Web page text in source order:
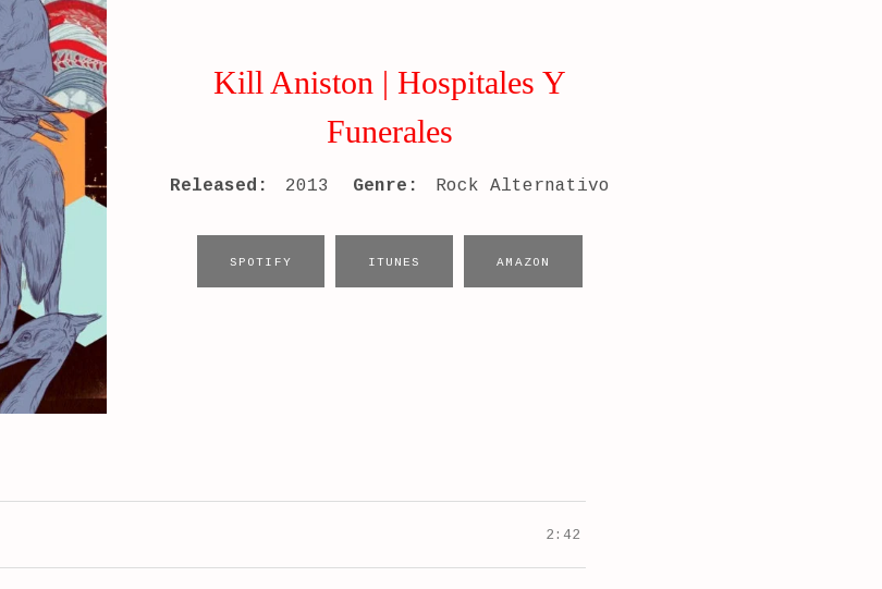
Kill Aniston | Hospitales Y
Funerales
RECORD DETAILS
Released: 2013 Genre: Rock Alternativo
SPOTIFY ITUNES AMAZON
2:42